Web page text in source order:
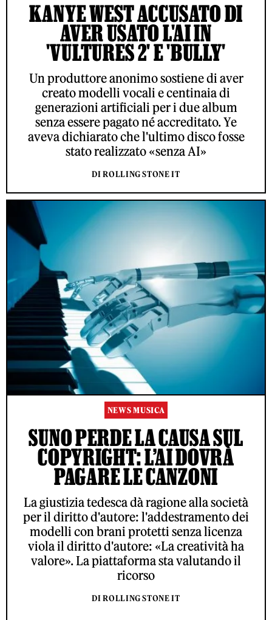
KANYE WEST ACCUSATO DI
AVER USATO L'AI IN
'VULTURES 2' E 'BULLY'
Un produttore anonimo sostiene di aver
creato modelli vocali e centinaia di
generazioni artificiali per i due album
senza essere pagato né accreditato. Ye
aveva dichiarato che l'ultimo disco fosse
stato realizzato «senza AI»
DI ROLLING STONE IT
NEWS MUSICA
SUNO PERDE LA CAUSA SUL
COPYRIGHT: L’AI DOVRÀ
PAGARE LE CANZONI
La giustizia tedesca dà ragione alla società
per il diritto d'autore: l'addestramento dei
modelli con brani protetti senza licenza
viola il diritto d'autore: «La creatività ha
valore». La piattaforma sta valutando il
ricorso
DI ROLLING STONE IT